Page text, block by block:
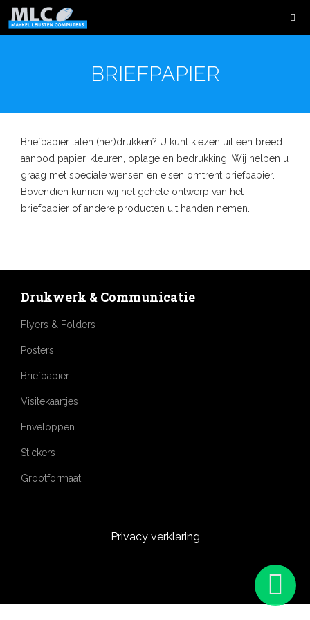
BRIEFPAPIER
Briefpapier laten (her)drukken? U kunt kiezen uit een breed
aanbod papier, kleuren, oplage en bedrukking. Wij helpen u
graag met speciale wensen en eisen omtrent briefpapier.
Bovendien kunnen wij het gehele ontwerp van het
briefpapier of andere producten uit handen nemen.
Drukwerk & Communicatie
Flyers & Folders
Posters
Briefpapier
Visitekaartjes
Enveloppen
Stickers
Grootformaat
Privacy verklaring